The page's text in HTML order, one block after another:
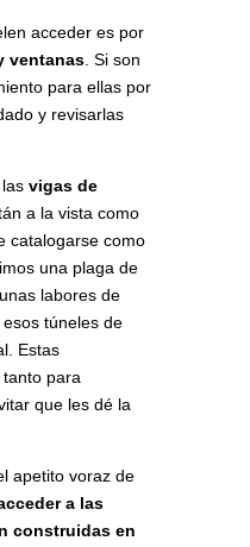
acceder es por
ventanas. Si son
para ellas por
y revisarlas
vigas de
a la vista como
catalogarse como
una plaga de
labores de
túneles de
Estas
tanto para
que les dé la
apetito voraz de
a las
construidas en